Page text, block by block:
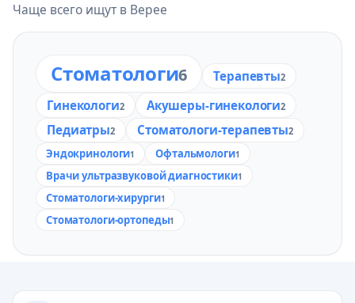
Чаще всего ищут в Верее
Стоматологи6 Терапевты2
Гинекологи2 Акушеры-гинекологи2
Педиатры2 Стоматологи-терапевты2
Эндокринологи1 Офтальмологи1
Врачи ультразвуковой диагностики1
Стоматологи-хирурги1
Стоматологи-ортопеды1